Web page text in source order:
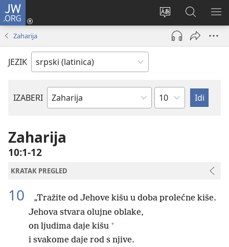
JW.ORG
Promeni
jezik
sajta
Prijava
(otvara
prozor)
Pretraga
sajta
JW.ORG
Zaharija
JEZIK
IZABERI
Biblijska
Poglavlje
Zaharija
10:1-12
KRATAK PREGLED
10
„Tražite od Jehove kišu u doba prolećne kiše.
Jehova stvara olujne oblake,
on ljudima daje kišu +
i svakome daje rod s njive.